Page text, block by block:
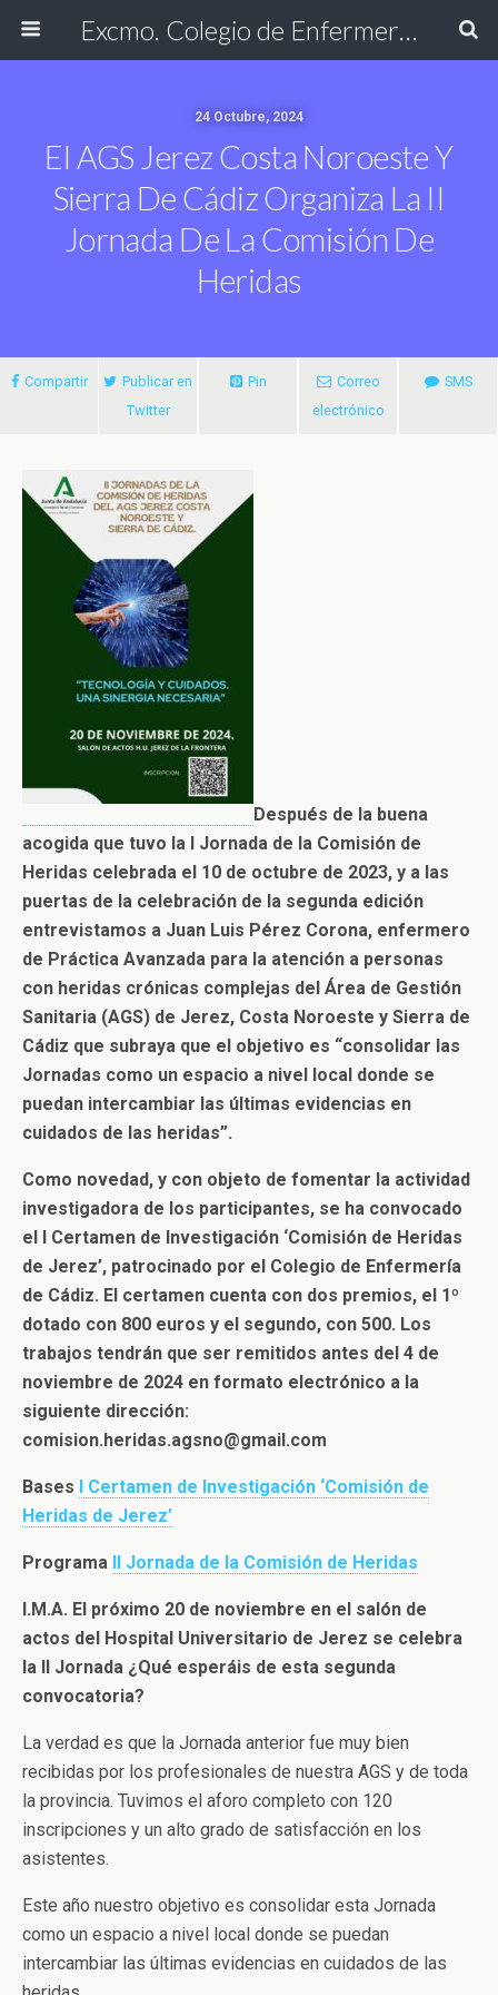
Excmo. Colegio de Enfermería de Cádiz
24 Octubre, 2024
El AGS Jerez Costa Noroeste Y
Sierra De Cádiz Organiza La II
Jornada De La Comisión De
Heridas
Compartir
Publicar en
Twitter
Pin
Correo
electrónico
SMS
Después de la buena
acogida que tuvo la I Jornada de la Comisión de
Heridas celebrada el 10 de octubre de 2023, y a las
puertas de la celebración de la segunda edición
entrevistamos a Juan Luis Pérez Corona, enfermero
de Práctica Avanzada para la atención a personas
con heridas crónicas complejas del Área de Gestión
Sanitaria (AGS) de Jerez, Costa Noroeste y Sierra de
Cádiz que subraya que el objetivo es “consolidar las
Jornadas como un espacio a nivel local donde se
puedan intercambiar las últimas evidencias en
cuidados de las heridas”.
Como novedad, y con objeto de fomentar la actividad
investigadora de los participantes, se ha convocado
el I Certamen de Investigación ‘Comisión de Heridas
de Jerez’, patrocinado por el Colegio de Enfermería
de Cádiz. El certamen cuenta con dos premios, el 1º
dotado con 800 euros y el segundo, con 500. Los
trabajos tendrán que ser remitidos antes del 4 de
noviembre de 2024 en formato electrónico a la
siguiente dirección:
comision.heridas.agsno@gmail.com
Bases I Certamen de Investigación ‘Comisión de
Heridas de Jerez’
Programa II Jornada de la Comisión de Heridas
I.M.A. El próximo 20 de noviembre en el salón de
actos del Hospital Universitario de Jerez se celebra
la II Jornada ¿Qué esperáis de esta segunda
convocatoria?
La verdad es que la Jornada anterior fue muy bien
recibidas por los profesionales de nuestra AGS y de toda
la provincia. Tuvimos el aforo completo con 120
inscripciones y un alto grado de satisfacción en los
asistentes.
Este año nuestro objetivo es consolidar esta Jornada
como un espacio a nivel local donde se puedan
intercambiar las últimas evidencias en cuidados de las